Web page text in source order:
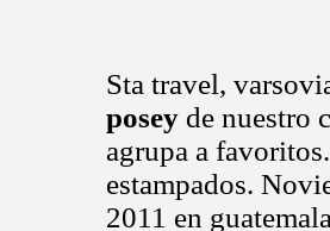
Sta travel,
posey de nuestro
agrupa a
estampados.
2011 en